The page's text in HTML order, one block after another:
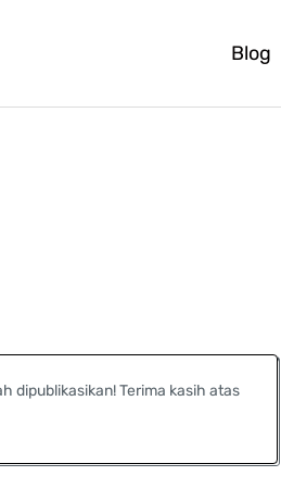
Blog
dipublikasikan! Terima kasih atas